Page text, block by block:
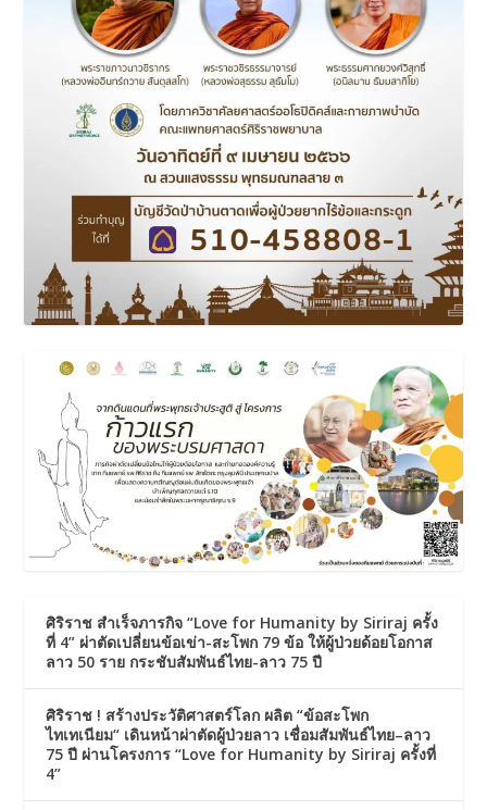
ศิริราช สำเร็จภารกิจ “Love for Humanity by Siriraj ครั้ง
ที่ 4” ผ่าตัดเปลี่ยนข้อเข่า-สะโพก 79 ข้อ ให้ผู้ป่วยด้อยโอกาส
ลาว 50 ราย กระชับสัมพันธ์ไทย-ลาว 75 ปี
ศิริราช ! สร้างประวัติศาสตร์โลก ผลิต “ข้อสะโพก
ไทเทเนียม“ เดินหน้าผ่าตัดผู้ป่วยลาว เชื่อมสัมพันธ์ไทย–ลาว
75 ปี ผ่านโครงการ “Love for Humanity by Siriraj ครั้งที่
4”